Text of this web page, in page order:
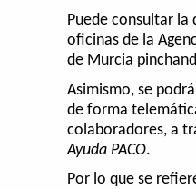
Puede consultar la
oficinas de la
de Murcia
Asimismo, se
de forma
colaboradores, a
Ayuda PACO.
Por lo que se